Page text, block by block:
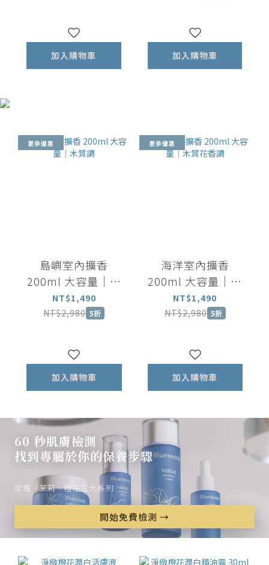
加入購物車
用
加入購物車
夏季優惠
島嶼室內擴香
200ml 大容量｜木
質調
NT$1,490
NT$2,980 5折
加入購物車
夏季優惠
海洋室內擴香
200ml 大容量｜木
質花香調
NT$1,490
NT$2,980 5折
加入購物車
60 秒肌膚檢測
找到專屬於你的保養步驟
玫瑰、茉莉、橙花三大系列
開始免費檢測 →